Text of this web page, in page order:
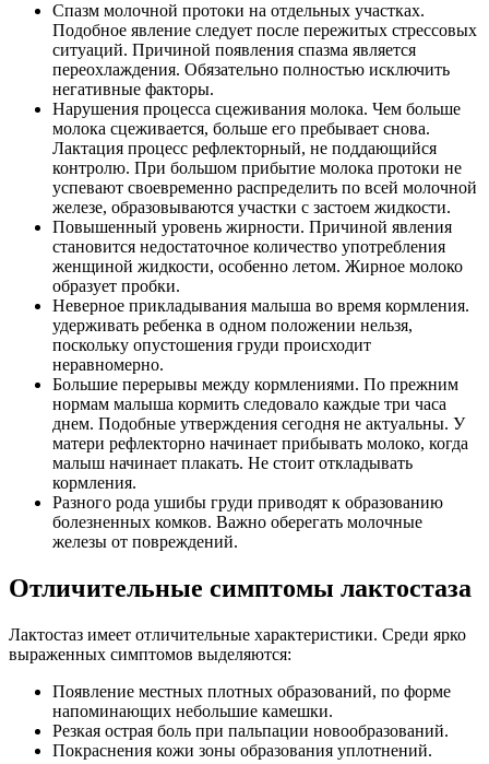
Спазм молочной протоки на отдельных участках.
Подобное явление следует после пережитых стрессовых
ситуаций. Причиной появления спазма является
переохлаждения. Обязательно полностью исключить
негативные факторы.
Нарушения процесса сцеживания молока. Чем больше
молока сцеживается, больше его пребывает снова.
Лактация процесс рефлекторный, не поддающийся
контролю. При большом прибытие молока протоки не
успевают своевременно распределить по всей молочной
железе, образовываются участки с застоем жидкости.
Повышенный уровень жирности. Причиной явления
становится недостаточное количество употребления
женщиной жидкости, особенно летом. Жирное молоко
образует пробки.
Неверное прикладывания малыша во время кормления.
удерживать ребенка в одном положении нельзя,
поскольку опустошения груди происходит
неравномерно.
Большие перерывы между кормлениями. По прежним
нормам малыша кормить следовало каждые три часа
днем. Подобные утверждения сегодня не актуальны. У
матери рефлекторно начинает прибывать молоко, когда
малыш начинает плакать. Не стоит откладывать
кормления.
Разного рода ушибы груди приводят к образованию
болезненных комков. Важно оберегать молочные
железы от повреждений.
Отличительные симптомы лактостаза
Лактостаз имеет отличительные характеристики. Среди ярко
выраженных симптомов выделяются:
Появление местных плотных образований, по форме
напоминающих небольшие камешки.
Резкая острая боль при пальпации новообразований.
Покраснения кожи зоны образования уплотнений.